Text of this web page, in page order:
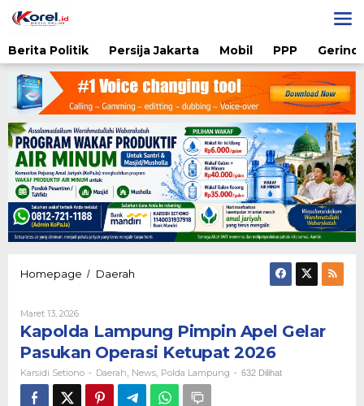
ke
Berita Politik
Persija Jakarta Mobil PPP
Homepage / Daerah
Gelar
Pasukan
Operasi
Ketupat
2026
Maret 13, 2026Oleh
Karsidi
Setiono
Kapolda Lampung Pimpin Apel Gelar
Pasukan Operasi Ketupat 2026
Karsidi Setiono - Daerah News Polda Lampung - 632 Dilihat